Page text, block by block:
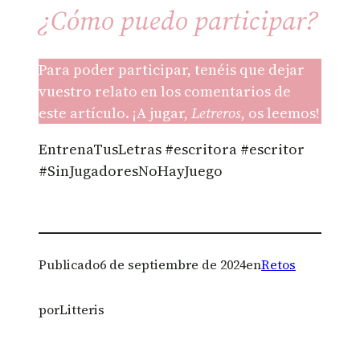
¿Cómo puedo participar?
Para poder participar, tenéis que dejar
vuestro relato en los comentarios de
este artículo. ¡A jugar, Letreros, os leemos!
EntrenaTusLetras #escritora #escritor
#SinJugadoresNoHayJuego
Publicado6 de septiembre de 2024enRetos
porLitteris